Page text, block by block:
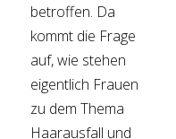
betroffen. Da
kommt die Frage
auf, wie stehen
eigentlich Frauen
zu dem Thema
Haarausfall und